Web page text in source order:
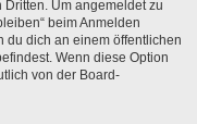
Um angemeldet zu
beim Anmelden
du dich an einem öffentlichen
Wenn diese Option
von der Board-